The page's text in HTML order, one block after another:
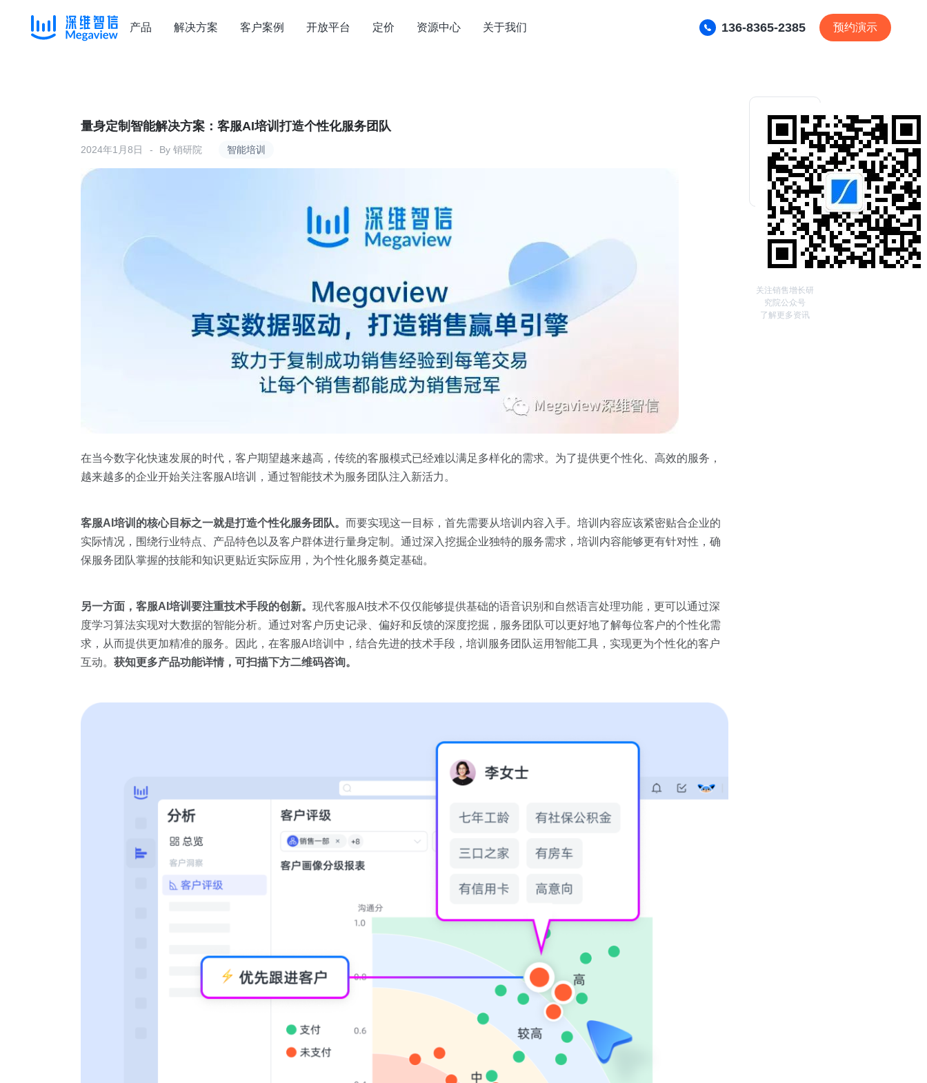
产品 解决方案 客户案例 开放平台 定价 资源中心 关于我们 136-8365-2385 预约演示
智能培训
量身定制智能解决方案：客服AI培训打造个性化服务团队
2024年1月8日 By 销研院
在当今数字化快速发展的时代，客户期望越来越高，传统的客服模式已经难以满足多样化的需求。为了提供更个性化、高效的服务，
越来越多的企业开始关注客服AI培训，通过智能技术为服务团队注入新活力。
客服AI 培训的核心目标之一就是打造个性化服务团队。 而要实现这一目标，首先需要从培训内容入手。培训内容应该紧密贴合企业的
实际情况，围绕行业特点、产品特色以及客户群体进行量身定制。通过深入挖掘企业独特的服务需求，培训内容能够更有针对性，确
保服务团队掌握的技能和知识更贴近实际应用，为个性化服务奠定基础。
另一方面，客服AI培训要注重技术手段的创新。 现代客服AI技术不仅仅能够提供基础的语音识别和自然语言处理功能，更可以通过深
度学习算法实现对大数据的智能分析。通过对客户历史记录、偏好和反馈的深度挖掘，服务团队可以更好地了解每位客户的个性化需
求，从而提供更加精准的服务。因此，在客服AI培训中，结合先进的技术手段，培训服务团队运用智能工具，实现更为个性化的客户
互动。 获知更多产品功能详情，可扫描下方二维码咨询。
关注销售增长研
究院公众号
了解更多资讯